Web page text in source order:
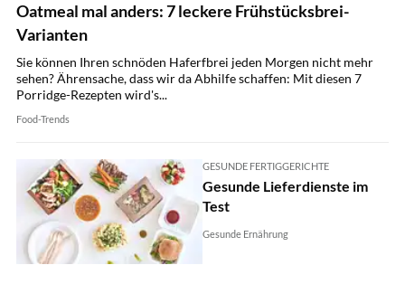
Oatmeal mal anders: 7 leckere Frühstücksbrei-
Varianten
Sie können Ihren schnöden Haferfbrei jeden Morgen nicht mehr
sehen? Ährensache, dass wir da Abhilfe schaffen: Mit diesen 7
Porridge-Rezepten wird's...
Food-Trends
GESUNDE FERTIGGERICHTE
Gesunde Lieferdienste im
Test
Gesunde Ernährung